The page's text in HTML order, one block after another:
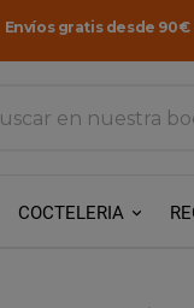
Envíos gratis desde
COCTELERIA